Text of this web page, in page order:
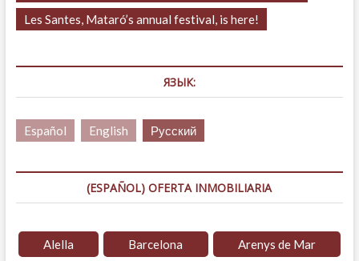
Les Santes, Mataró’s annual festival, is here!
ЯЗЫК:
Español English Русский
(ESPAÑOL) OFERTA INMOBILIARIA
Alella Barcelona Arenys de Mar